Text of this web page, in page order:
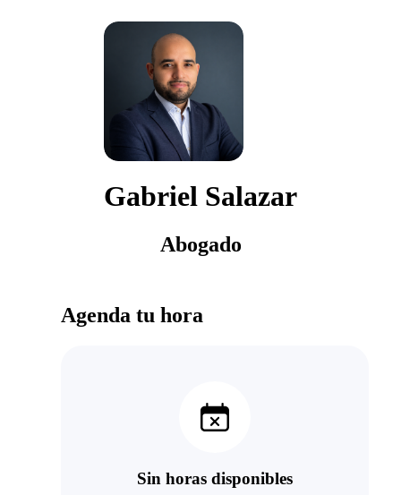
Gabriel Salazar
Abogado
Agenda tu hora
Sin horas disponibles